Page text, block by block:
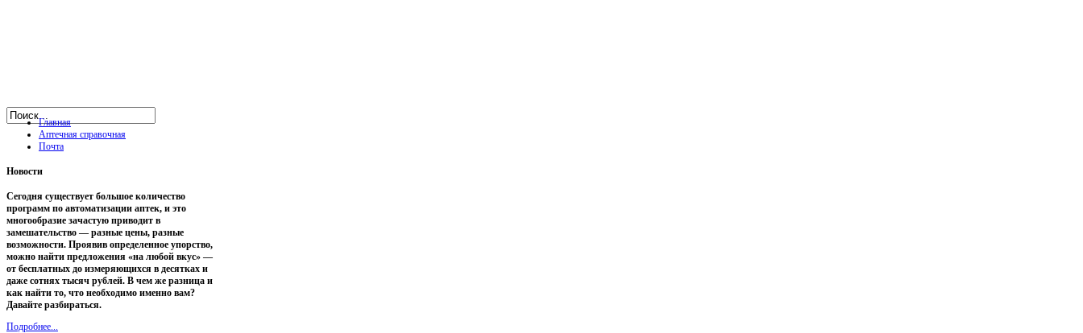
Главная
Аптечная справочная
Почта
Новости
Сегодня существует большое количество
программ по автоматизации аптек, и это
многообразие зачастую приводит в
замешательство — разные цены, разные
возможности. Проявив определенное упорство,
можно найти предложения «на любой вкус» —
от бесплатных до измеряющихся в десятках и
даже сотнях тысяч рублей. В чем же разница и
как найти то, что необходимо именно вам?
Давайте разбираться.
Подробнее...